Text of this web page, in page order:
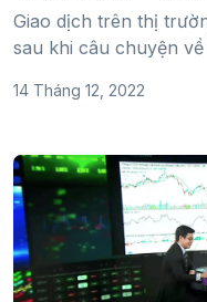
Giao dịch trên thị
sau khi câu chuyện về
14 Tháng 12, 2022